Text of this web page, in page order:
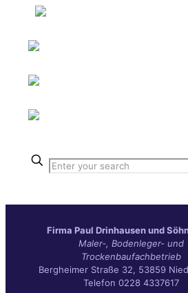
Fir­ma Paul Drin­hau­sen und
Maler‑, Boden­le­ger- und
Trockenbaufachbetrieb
Berg­hei­mer Stra­ße 32, 53859
Tele­fon 0228 4337617